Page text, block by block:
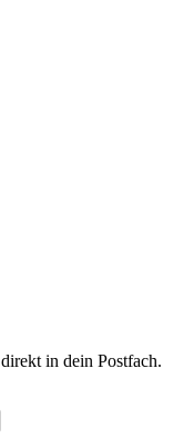
in dein Postfach.